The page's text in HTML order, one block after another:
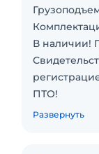
В наличии!
ПТО!
Опытные
Развернуть